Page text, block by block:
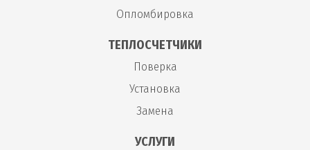
Опломбировка
ТЕПЛОСЧЕТЧИКИ
Поверка
Установка
Замена
УСЛУГИ